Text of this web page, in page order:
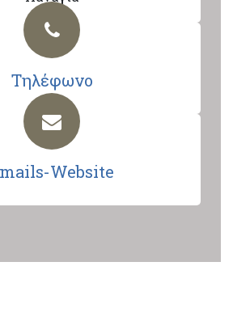
Τηλέφωνο
Website